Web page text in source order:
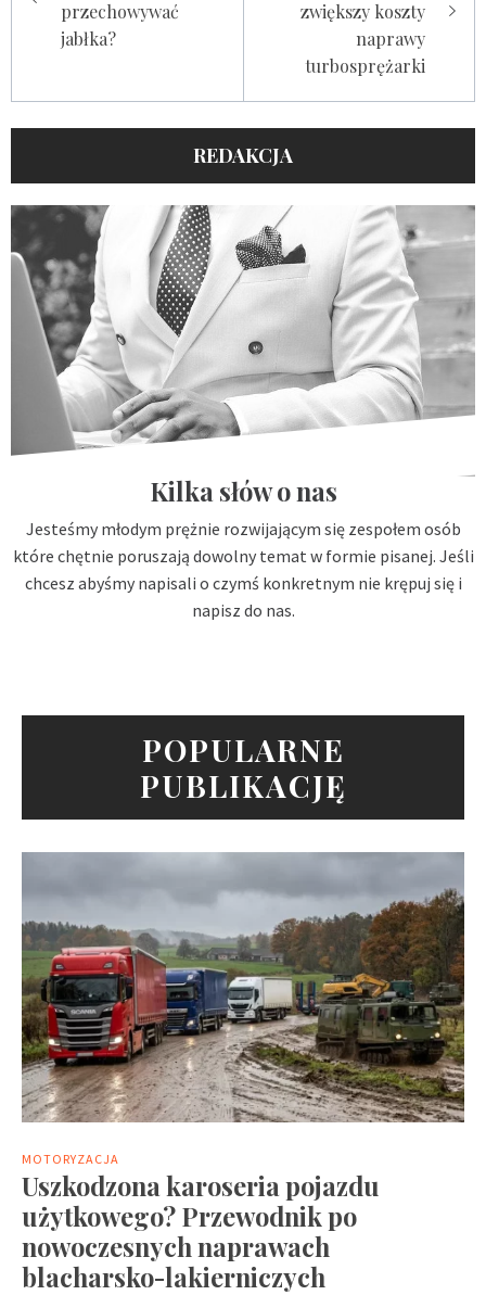
przechowywać
jabłka?
zwiększy koszty
naprawy
turbosprężarki
REDAKCJA
Kilka słów o nas
Jesteśmy młodym prężnie rozwijającym się zespołem osób
które chętnie poruszają dowolny temat w formie pisanej. Jeśli
chcesz abyśmy napisali o czymś konkretnym nie krępuj się i
napisz do nas.
POPULARNE
PUBLIKACJĘ
MOTORYZACJA
Uszkodzona karoseria pojazdu
użytkowego? Przewodnik po
nowoczesnych naprawach
blacharsko-lakierniczych